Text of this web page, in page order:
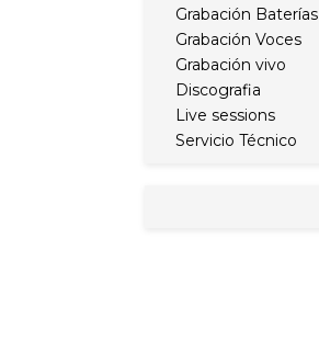
Grabación Baterías
Grabación Voces
Grabación vivo
Discografia
Live sessions
Servicio Técnico